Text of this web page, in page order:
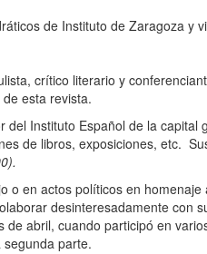
de Instituto de Zaragoza y
crítico literario y
esta revista.
Instituto Español de la capital
de libros, exposiciones, etc.
en actos políticos en homenaje
desinteresadamente con
abril, cuando participó en
parte.